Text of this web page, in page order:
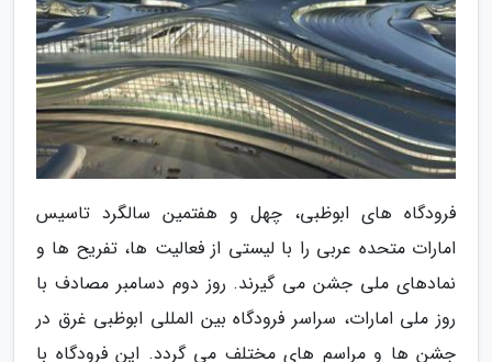
فرودگاه های ابوظبی، چهل و هفتمین سالگرد تاسیس
امارات متحده عربی را با لیستی از فعالیت ها، تفریح ها و
نمادهای ملی جشن می گیرند. روز دوم دسامبر مصادف با
روز ملی امارات، سراسر فرودگاه بین المللی ابوظبی غرق در
جشن ها و مراسم های مختلف می گردد. این فرودگاه با